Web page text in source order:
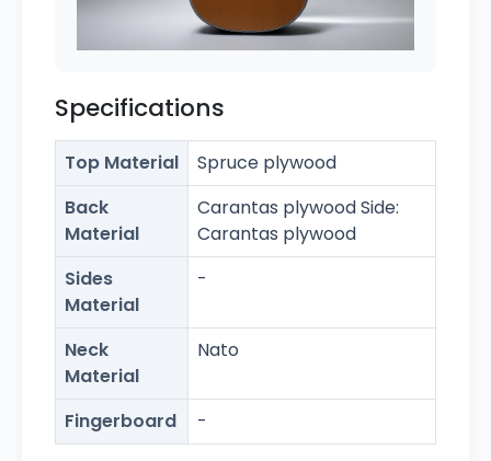
Specifications
Top Material
Spruce plywood
Back
Material
Carantas plywood Side:
Carantas plywood
Sides
Material
-
Neck
Material
Nato
Fingerboard -